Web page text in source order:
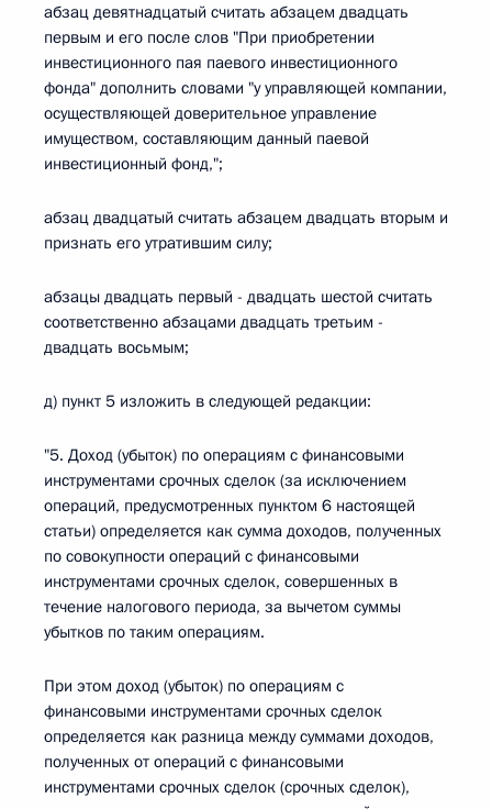
абзац девятнадцатый считать абзацем двадцать
первым и его после слов "При приобретении
инвестиционного пая паевого инвестиционного
фонда" дополнить словами "у управляющей компании,
осуществляющей доверительное управление
имуществом, составляющим данный паевой
инвестиционный фонд,";
абзац двадцатый считать абзацем двадцать вторым и
признать его утратившим силу;
абзацы двадцать первый - двадцать шестой считать
соответственно абзацами двадцать третьим -
двадцать восьмым;
д) пункт 5 изложить в следующей редакции:
"5. Доход (убыток) по операциям с финансовыми
инструментами срочных сделок (за исключением
операций, предусмотренных пунктом 6 настоящей
статьи) определяется как сумма доходов, полученных
по совокупности операций с финансовыми
инструментами срочных сделок, совершенных в
течение налогового периода, за вычетом суммы
убытков по таким операциям.
При этом доход (убыток) по операциям с
финансовыми инструментами срочных сделок
определяется как разница между суммами доходов,
полученных от операций с финансовыми
инструментами срочных сделок (срочных сделок),